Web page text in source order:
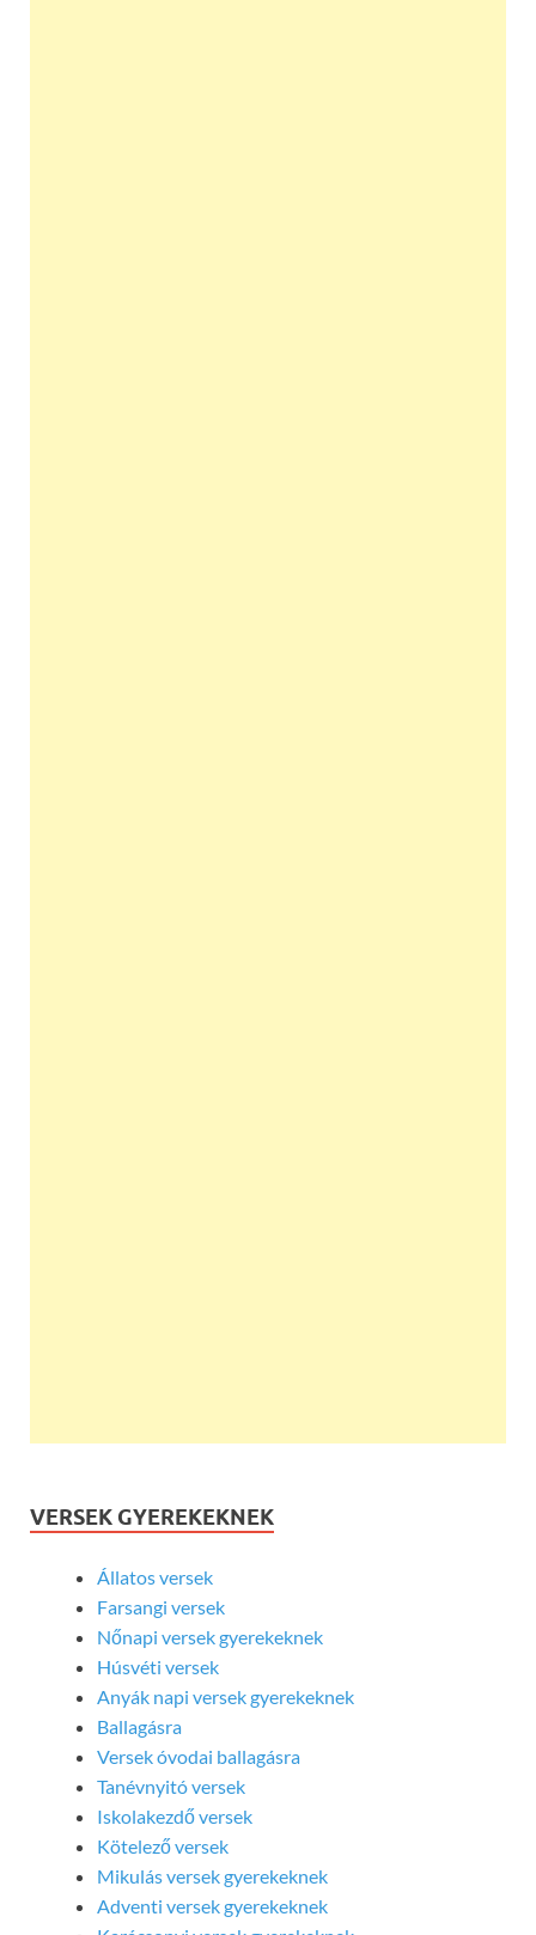
VERSEK GYEREKEKNEK
Állatos versek
Farsangi versek
Nőnapi versek gyerekeknek
Húsvéti versek
Anyák napi versek gyerekeknek
Ballagásra
Versek óvodai ballagásra
Tanévnyitó versek
Iskolakezdő versek
Kötelező versek
Mikulás versek gyerekeknek
Adventi versek gyerekeknek